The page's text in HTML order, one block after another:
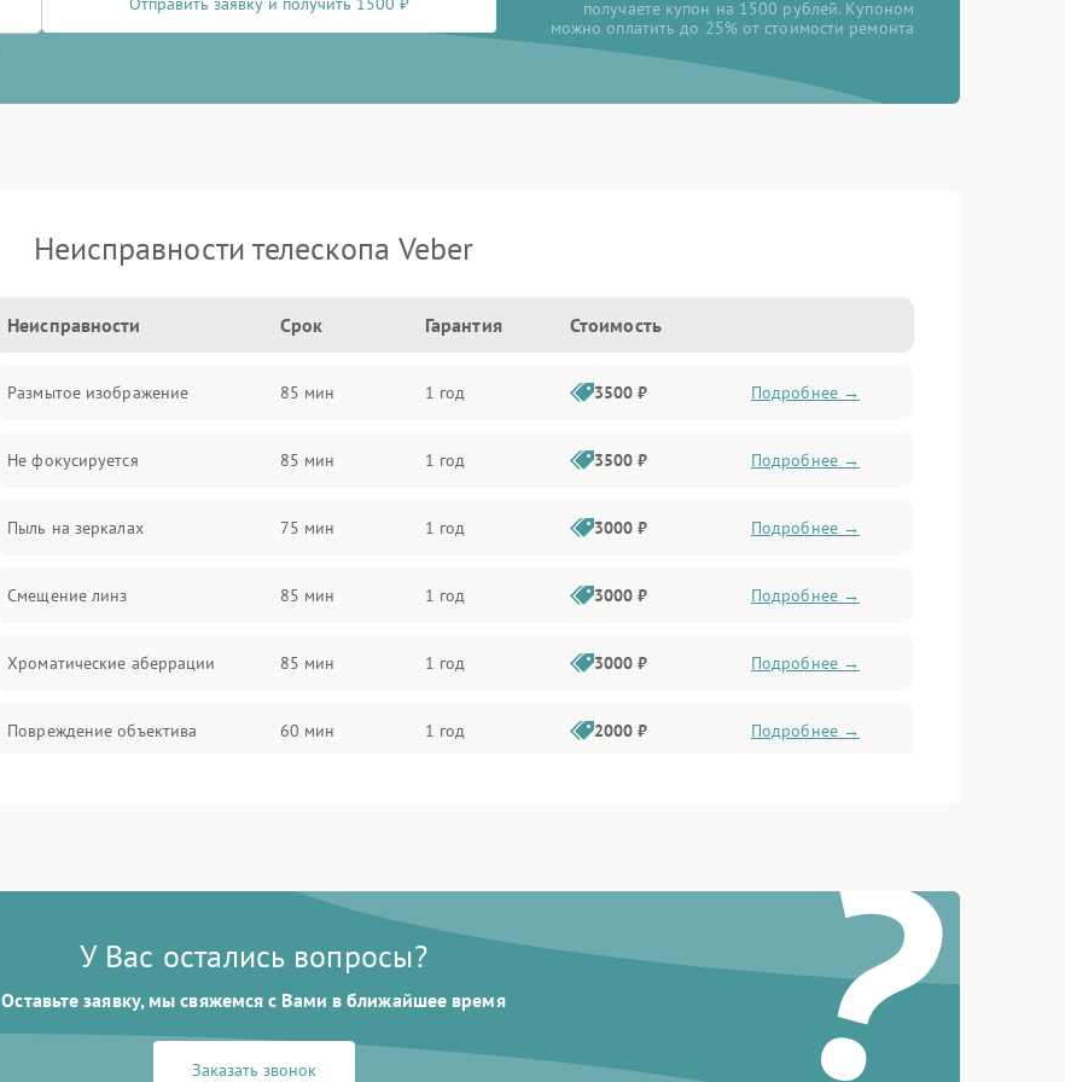
получаете купон на 1500 рублей. Купоном
можно оплатить до 25% от стоимости ремонта
Неисправности телескопа Veber
Неисправности Срок Гарантия Стоимость
Размытое изображение 85 мин 1 год 3500 ₽ Подробнее →
Не фокусируется 85 мин 1 год 3500 ₽ Подробнее →
Пыль на зеркалах 75 мин 1 год 3000 ₽ Подробнее →
Смещение линз 85 мин 1 год 3000 ₽ Подробнее →
Хроматические аберрации 85 мин 1 год 3000 ₽ Подробнее →
Повреждение объектива 60 мин 1 год 2000 ₽ Подробнее →
?
У Вас остались вопросы?
Оставьте заявку, мы свяжемся с Вами в ближайшее время
Заказать звонок